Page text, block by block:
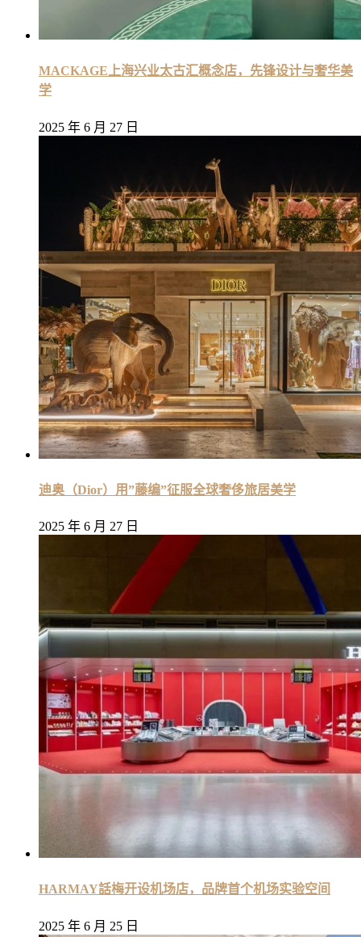
MACKAGE上海兴业太古汇概念店，先锋设计与奢华美
学
2025 年 6 月 27 日
迪奥（Dior）用”藤编”征服全球奢侈旅居美学
2025 年 6 月 27 日
HARMAY話梅开设机场店，品牌首个机场实验空间
2025 年 6 月 25 日